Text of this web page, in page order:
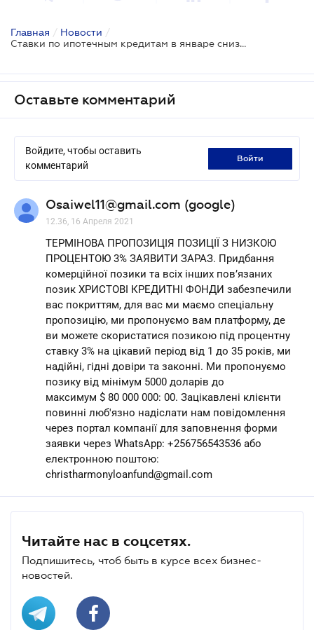
Главная / Новости /
Ставки по ипотечным кредитам в январе снизились: опрос банков
Оставьте комментарий
Войдите, чтобы оставить
комментарий
войти
Osaiwel11@gmail.com (google)
12.36, 16 Апреля 2021
ТЕРМІНОВА ПРОПОЗИЦІЯ ПОЗИЦІЇ З НИЗКОЮ
ПРОЦЕНТОЮ 3% ЗАЯВИТИ ЗАРАЗ. Придбання
комерційної позики та всіх інших пов’язаних
позик ХРИСТОВІ КРЕДИТНІ ФОНДИ забезпечили
вас покриттям, для вас ми маємо спеціальну
пропозицію, ми пропонуємо вам платформу, де
ви можете скористатися позикою під процентну
ставку 3% на цікавий період від 1 до 35 років, ми
надійні, гідні довіри та законні. Ми пропонуємо
позику від мінімум 5000 доларів до
максимум $ 80 000 000: 00. Зацікавлені клієнти
повинні люб'язно надіслати нам повідомлення
через портал компанії для заповнення форми
заявки через WhatsApp: +256756543536 або
електронною поштою:
christharmonyloanfund@gmail.com
Читайте нас в соцсетях.
Подпишитесь, чтоб быть в курсе всех бизнес-
новостей.